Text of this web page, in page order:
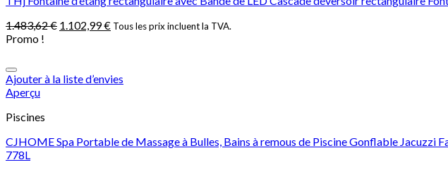
1.483,62€ 1.102,99€ Tous les prix incluent la TVA.
Promo !
Ajouter à la liste d’envies
Aperçu
Piscines
CJHOME Spa Portable de Massage à Bulles, Bains à remous de Piscine Gonflable
778L